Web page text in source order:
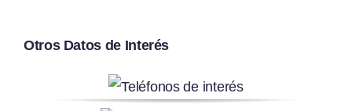
Otros Datos de Interés